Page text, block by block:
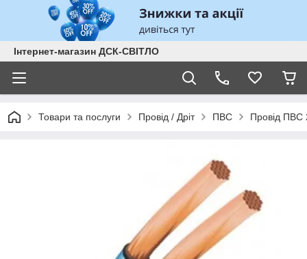
Інтернет-магазин ДСК-СВІТЛО
Товари та послуги Провід / Дріт ПВС Провід ПВС